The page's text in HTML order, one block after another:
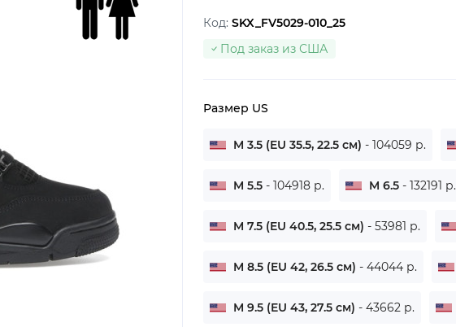
Код: SKX_FV5029-010_25
Под заказ из США
Размер US
M 3.5 (EU 35.5, 22.5 см) - 104059 р.
M 5.5 - 104918 р. M 6.5 - 132191 р.
M 7.5 (EU 40.5, 25.5 см) - 53981 р.
M 8.5 (EU 42, 26.5 см) - 44044 р.
M 9.5 (EU 43, 27.5 см) - 43662 р.